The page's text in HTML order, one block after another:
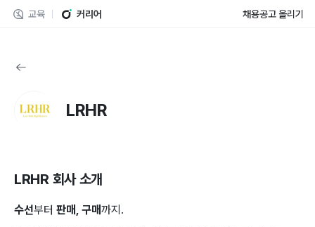
교육 커리어 채용공고 올리기
LRHR
LRHR회사 소개
수선부터 판매, 구매까지.